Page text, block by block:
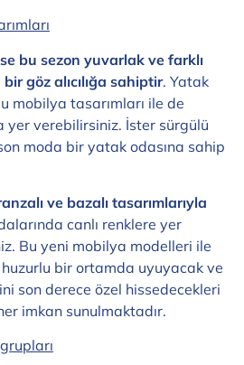
bu sezon yuvarlak ve farklı
göz alıcılığa sahiptir. Yatak
mobilya tasarımları ile de
yer verebilirsiniz. İster sürgülü
moda bir yatak odasına sahip
ve bazalı tasarımlarıyla
canlı renklere yer
Bu yeni mobilya modelleri ile
bir ortamda uyuyacak ve
son derece özel hissedecekleri
imkan sunulmaktadır.